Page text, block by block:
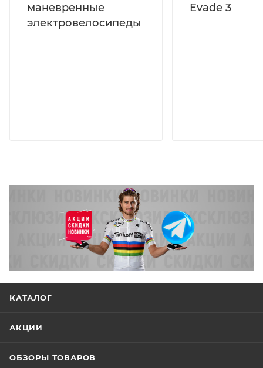
маневренные
электровелосипеды
Evade 3
КАТАЛОГ
АКЦИИ
ОБЗОРЫ ТОВАРОВ